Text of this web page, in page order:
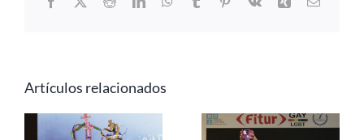
Artículos relacionados
Centroamérica